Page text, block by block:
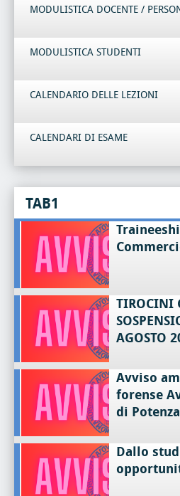
MODULISTICA DOCENTE /
MODULISTICA STUDENTI
CALENDARIO DELLE LEZIONI
CALENDARI DI ESAME
TAB1
TIROCINI
AGOSTO
Avviso
forense
di Potenza
Dallo